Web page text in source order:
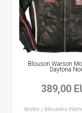
Blouson Warson
Daytona
389,00
Vestes / blousons